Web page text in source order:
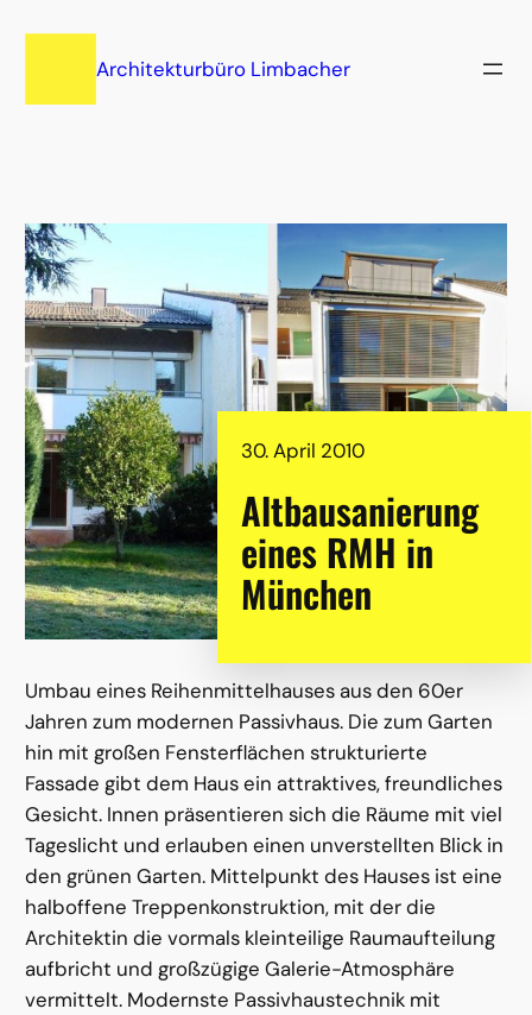
Architekturbüro Limbacher
30. April 2010
Altbausanierung
eines RMH in
München
Umbau eines Reihenmittelhauses aus den 60er
Jahren zum modernen Passivhaus. Die zum Garten
hin mit großen Fensterflächen strukturierte
Fassade gibt dem Haus ein attraktives, freundliches
Gesicht. Innen präsentieren sich die Räume mit viel
Tageslicht und erlauben einen unverstellten Blick in
den grünen Garten. Mittelpunkt des Hauses ist eine
halboffene Treppenkonstruktion, mit der die
Architektin die vormals kleinteilige Raumaufteilung
aufbricht und großzügige Galerie-Atmosphäre
vermittelt. Modernste Passivhaustechnik mit